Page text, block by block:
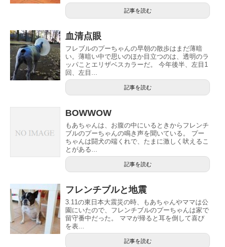
記事を読む
血清点眼
フレブルのプーちゃんの早朝の散歩はまだ薄暗
い。薄暗い中で思いのほか目立つのは、透明のラ
ッパことエリザベスカラーだ。 今年後半、左目1
回、左目...
記事を読む
BOWWOW
もあちゃんは、お腹の中にいるときからフレンチ
ブルのプーちゃんの鳴き声を聞いている。 プー
ちゃんは闘犬の端くれで、たまに激しく吠えるこ
とがある...
記事を読む
フレンチブルと地震
3.11の東日本大震災の時、もあちゃんやママは公
園にいたので、フレンチブルのプーちゃんは家で
留守番中だった。 ママが帰ると耳を倒して喜び
を表...
記事を読む